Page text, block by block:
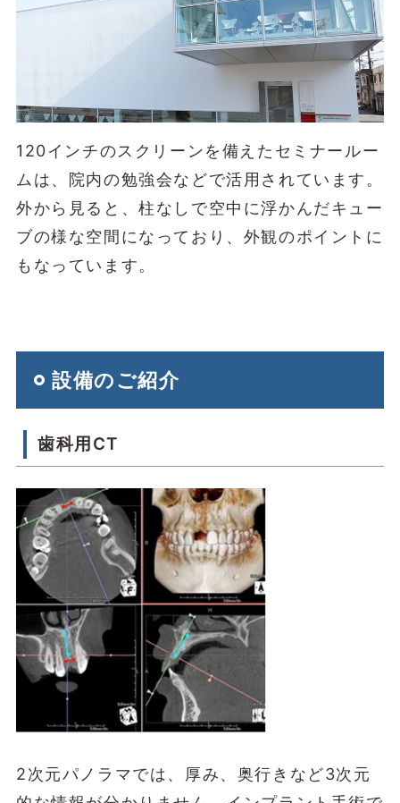
120インチのスクリーンを備えたセミナールー
ムは、院内の勉強会などで活用されています。
外から見ると、柱なしで空中に浮かんだキュー
ブの様な空間になっており、外観のポイントに
もなっています。
設備のご紹介
歯科用CT
2次元パノラマでは、厚み、奥行きなど3次元